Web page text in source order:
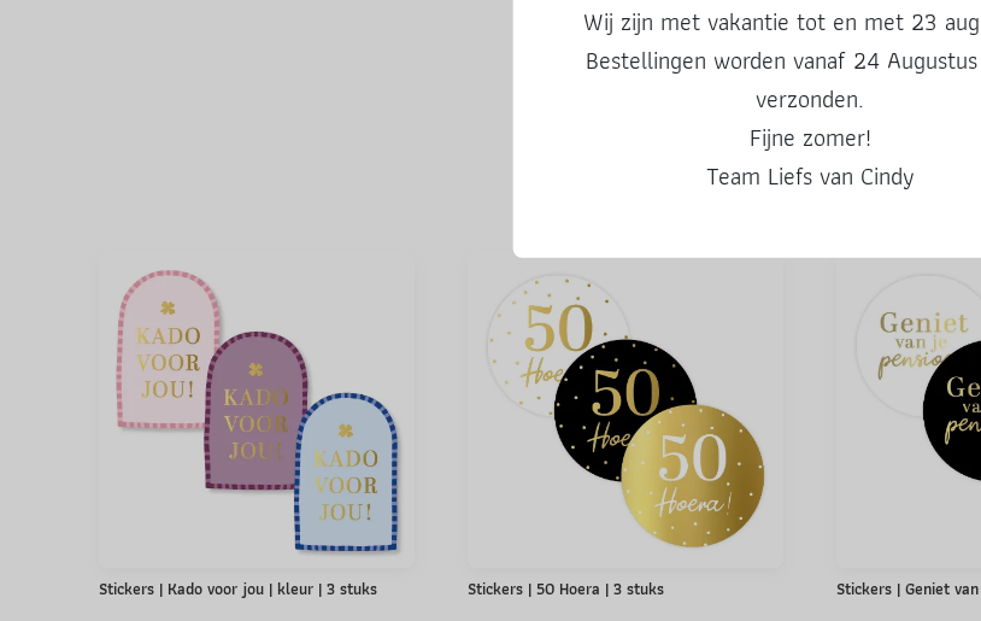
Ook leuke producten
Stickers | Kado voor jou | kleur | 3 stuks Stickers | 50 Hoera | 3 stuks Stickers | Geniet
Wij zijn met vakantie tot en met 23
Bestellingen worden vanaf 24
verzonden.
Fijne zomer!
Team Liefs van Cindy